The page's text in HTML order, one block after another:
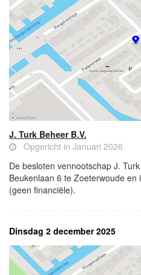
J. Turk Beheer B.V.
Opgericht in Januari 2026
De besloten vennootschap J.
Beukenlaan 6 te Zoeterwoude
(geen financiële).
Dinsdag 2 december 2025